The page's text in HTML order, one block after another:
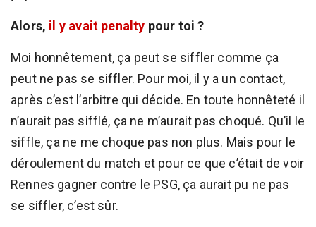
Alors, il y avait penalty pour toi ?
Moi honnêtement, ça peut se siffler comme ça
peut ne pas se siffler. Pour moi, il y a un contact,
après c’est l’arbitre qui décide. En toute honnêteté il
n’aurait pas sifflé, ça ne m’aurait pas choqué. Qu’il le
siffle, ça ne me choque pas non plus. Mais pour le
déroulement du match et pour ce que c’était de voir
Rennes gagner contre le PSG, ça aurait pu ne pas
se siffler, c’est sûr.